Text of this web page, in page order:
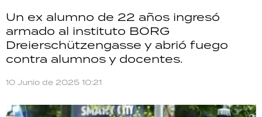
Un ex alumno de 22 años ingresó
armado al instituto BORG
Dreierschützengasse y abrió fuego
contra alumnos y docentes.
10 Junio de 2025 10:21
SALUD
DEPORTES
TECNOLOGÍA